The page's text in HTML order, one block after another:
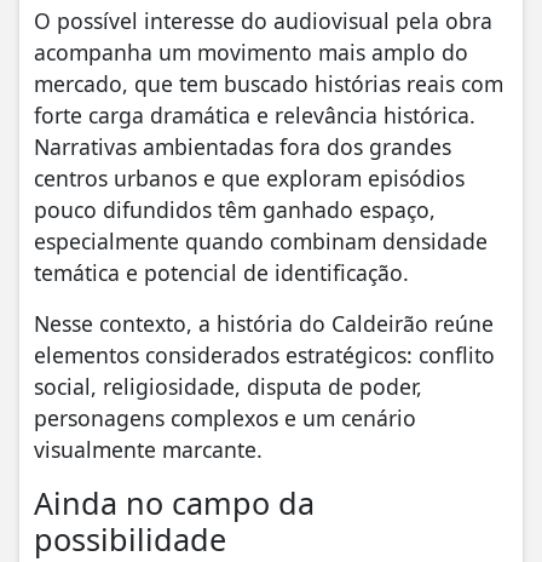
O possível interesse do audiovisual pela obra
acompanha um movimento mais amplo do
mercado, que tem buscado histórias reais com
forte carga dramática e relevância histórica.
Narrativas ambientadas fora dos grandes
centros urbanos e que exploram episódios
pouco difundidos têm ganhado espaço,
especialmente quando combinam densidade
temática e potencial de identificação.
Nesse contexto, a história do Caldeirão reúne
elementos considerados estratégicos: conflito
social, religiosidade, disputa de poder,
personagens complexos e um cenário
visualmente marcante.
Ainda no campo da
possibilidade